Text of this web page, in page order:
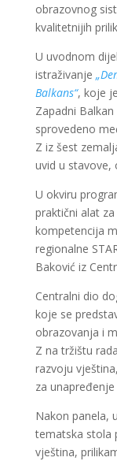
obrazovnog
kvalitetnijih
U uvodnom
istraživanje
Balkans“, koje
Zapadni
sprovedeno
Z iz šest
uvid u stavove,
U okviru
praktični alat
kompetencija
regionalne
Baković iz
Centralni dio
koje se
obrazovanja i
Z na tržištu
razvoju
za
Nakon panela,
tematska stola
vještina,